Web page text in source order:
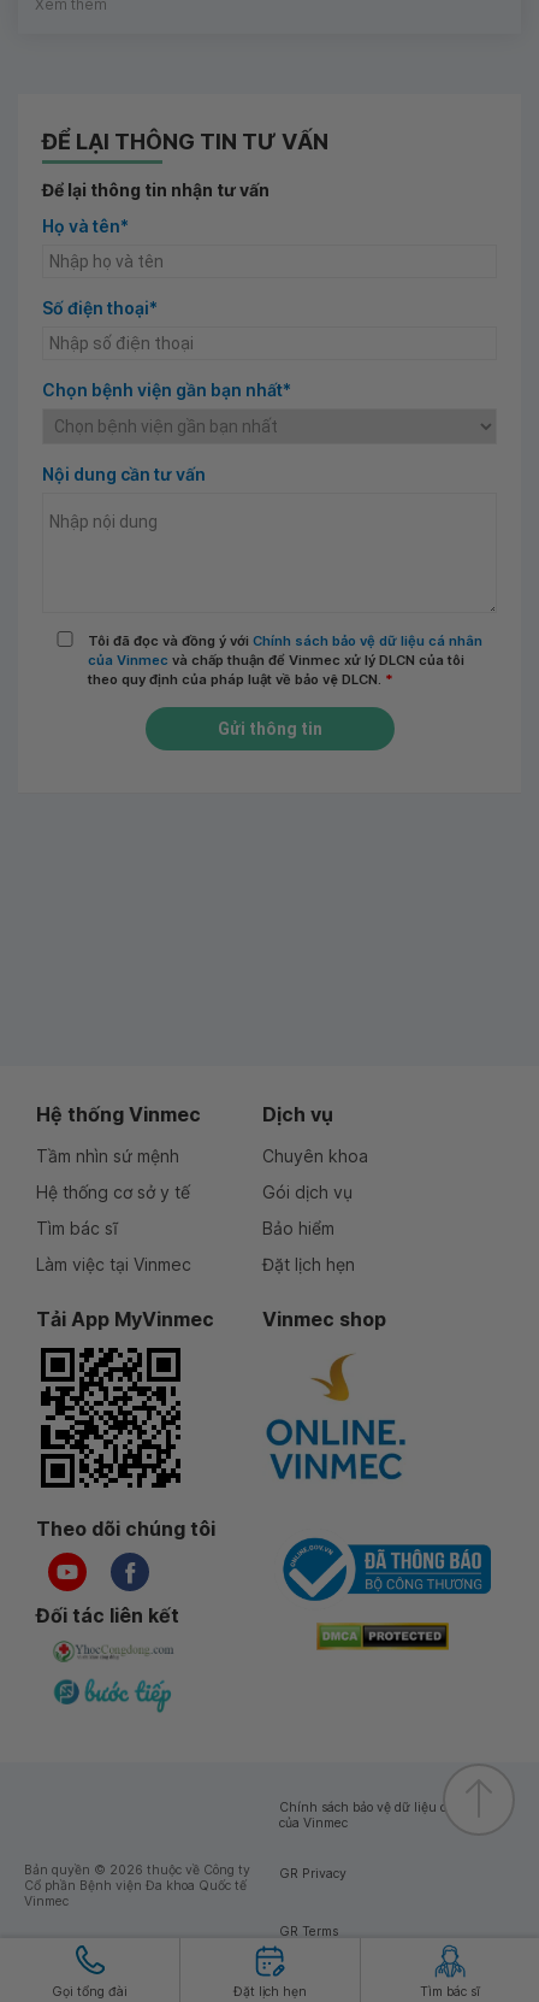
Xem thêm
ĐỂ LẠI THÔNG TIN TƯ VẤN
Để lại thông tin nhận tư vấn
Họ và tên*
Số điện thoại*
Chọn bệnh viện gần bạn nhất*
Nội dung cần tư vấn
Tôi đã đọc và đồng ý với Chính sách bảo vệ dữ liệu cá nhân
của Vinmec và chấp thuận để Vinmec xử lý DLCN của tôi
theo quy định của pháp luật về bảo vệ DLCN. *
Gửi thông tin
Gọi tổng đài Đặt lịch hẹn Tìm bác sĩ
Hệ thống Vinmec
Tầm nhìn sứ mệnh
Hệ thống cơ sở y tế
Tìm bác sĩ
Làm việc tại Vinmec
Dịch vụ
Chuyên khoa
Gói dịch vụ
Bảo hiểm
Đặt lịch hẹn
Tải App MyVinmec Vinmec shop
Theo dõi chúng tôi
Đối tác liên kết
Bản quyền © 2026 thuộc về Công ty
Cổ phần Bệnh viện Đa khoa Quốc tế
Vinmec
Chính sách bảo vệ dữ liệu cá nhân
của Vinmec
GR Privacy
GR Terms